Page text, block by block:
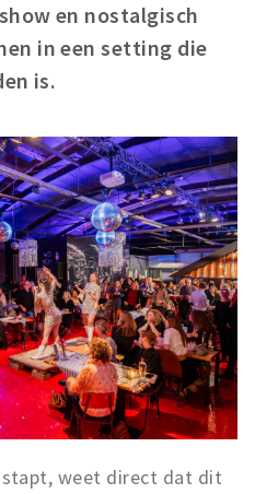
en nostalgisch
in een setting die
is.
weet direct dat dit